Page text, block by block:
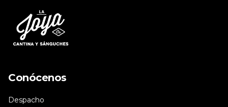
Conócenos
Despacho